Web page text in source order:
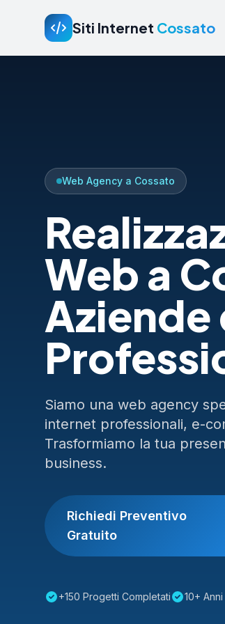
Siti Internet Cossato
Web Agency a Cossato
Web a
Aziende
Siamo una web agency
internet professionali, e-
Trasformiamo la tua
business.
Richiedi Preventivo
Gratuito
+150 Progetti Completati 10+